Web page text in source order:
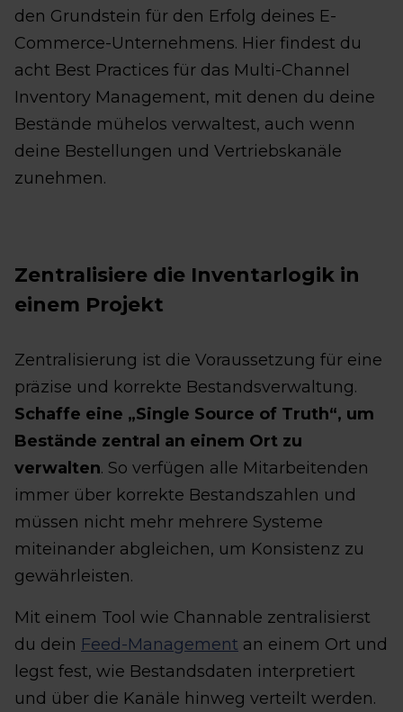
den Grundstein für den Erfolg deines E-
Commerce-Unternehmens. Hier findest du
acht Best Practices für das Multi-Channel
Inventory Management, mit denen du deine
Bestände mühelos verwaltest, auch wenn
deine Bestellungen und Vertriebskanäle
zunehmen.
Zentralisiere die Inventarlogik in
einem Projekt
Zentralisierung ist die Voraussetzung für eine
präzise und korrekte Bestandsverwaltung.
Schaffe eine „Single Source of Truth“, um
Bestände zentral an einem Ort zu
verwalten. So verfügen alle Mitarbeitenden
immer über korrekte Bestandszahlen und
müssen nicht mehr mehrere Systeme
miteinander abgleichen, um Konsistenz zu
gewährleisten.
Mit einem Tool wie Channable zentralisierst
du dein Feed-Management an einem Ort und
legst fest, wie Bestandsdaten interpretiert
und über die Kanäle hinweg verteilt werden.